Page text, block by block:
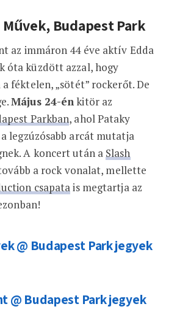
Művek, Budapest Park
az immáron 44 éve aktív Edda
óta küzdött azzal, hogy
féktelen, „sötét” rockerőt. De
Május 24-énkitör az
Parkban, ahol Pataky
legzúzósabb arcát mutatja
A koncert után a Slash
a rock vonalat, mellette
csapatais megtartja az
@ Budapest Park jegyek
@ Budapest Park jegyek